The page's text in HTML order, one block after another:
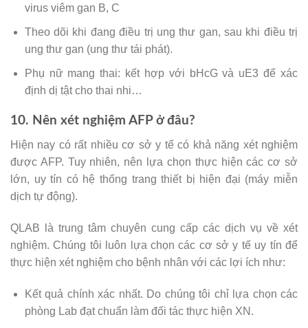
virus viêm gan B, C
Theo dõi khi đang điều trị ung thư gan, sau khi điều trị
ung thư gan (ung thư tái phát).
Phụ nữ mang thai: kết hợp với bHcG và uE3 để xác
định dị tật cho thai nhi…
10. Nên xét nghiệm AFP ở đâu?
Hiện nay có rất nhiều cơ sở y tế có khả năng xét nghiệm
được AFP. Tuy nhiên, nên lựa chọn thực hiện các cơ sở
lớn, uy tín có hệ thống trang thiết bị hiện đại (máy miễn
dịch tự động).
QLAB là trung tâm chuyên cung cấp các dịch vụ về xét
nghiệm. Chúng tôi luôn lựa chọn các cơ sở y tế uy tín để
thực hiện xét nghiệm cho bệnh nhân với các lợi ích như:
Kết quả chính xác nhất. Do chúng tôi chỉ lựa chọn các
phòng Lab đạt chuẩn làm đối tác thực hiện XN.